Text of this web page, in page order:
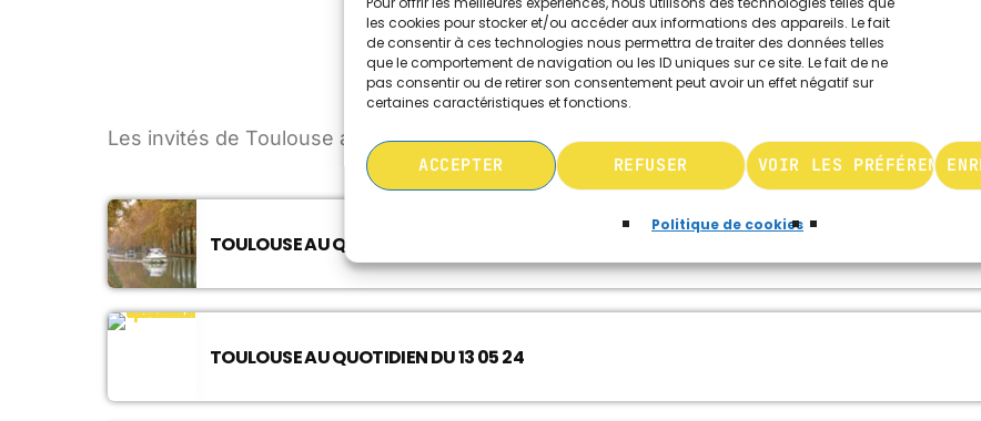
les cookies pour stocker et/ou accéder aux informations des appareils. Le fait
de consentir à ces technologies nous permettra de traiter des données telles
que le comportement de navigation ou les ID uniques sur ce site. Le fait de ne
pas consentir ou de retirer son consentement peut avoir un effet négatif sur
certaines caractéristiques et fonctions.
ACCEPTER REFUSER VOIR LES PRÉFÉRENCES
Politique de cookies
Les invités de Toulouse au Quotidien
TOULOUSE AU QUOTIDIEN DU 08 AVRIL 2024
TOULOUSE AU QUOTIDIEN DU 13 05 24